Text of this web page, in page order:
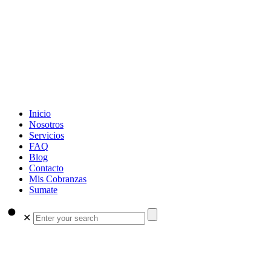
Inicio
Nosotros
Servicios
FAQ
Blog
Contacto
Mis Cobranzas
Sumate
✕